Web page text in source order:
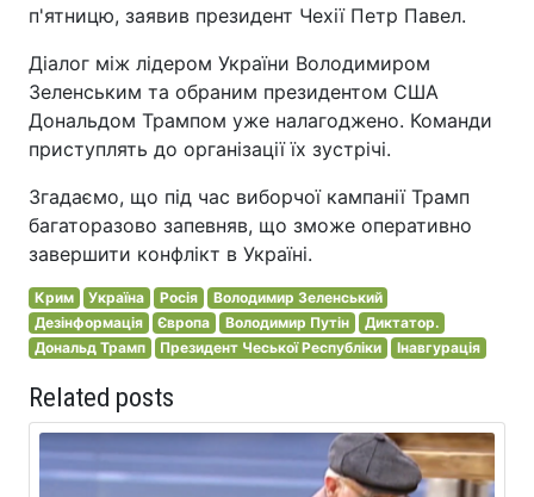
п'ятницю, заявив президент Чехії Петр Павел.
Діалог між лідером України Володимиром
Зеленським та обраним президентом США
Дональдом Трампом уже налагоджено. Команди
приступлять до організації їх зустрічі.
Згадаємо, що під час виборчої кампанії Трамп
багаторазово запевняв, що зможе оперативно
завершити конфлікт в Україні.
Крим Україна Росія
Володимир Зеленський
Дезінформація
Європа Володимир Путін
Диктатор.
Дональд Трамп
Президент Чеської Республіки Інавгурація
Related posts